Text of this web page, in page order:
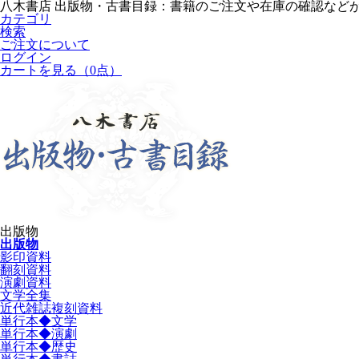
八木書店 出版物・古書目録：書籍のご注文や在庫の確認など
カテゴリ
検索
ご注文について
ログイン
カートを見る
（0点）
出版物
出版物
影印資料
翻刻資料
演劇資料
文学全集
近代雑誌複刻資料
単行本◆文学
単行本◆演劇
単行本◆歴史